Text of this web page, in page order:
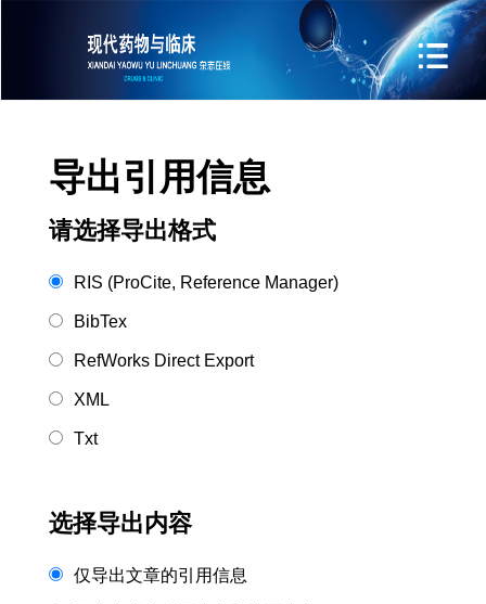
导出引用信息
请选择导出格式
RIS (ProCite, Reference Manager)
BibTex
RefWorks Direct Export
XML
Txt
选择导出内容
仅导出文章的引用信息